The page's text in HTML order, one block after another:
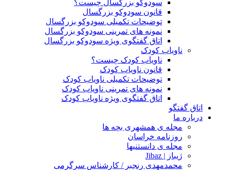
سودوکو بزرگسال چیست؟
قانون سودوکو بزرگسال
توضیحات تکمیلی سودوکو بزرگسال
نمونه های تمرینی سودوکو بزرگسال
اتاق گفتگوی ویژه سودوکو بزرگسال
ناویاب کودک
ناویاب کودک چیست؟
قانون ناویاب کودک
توضیحات تکمیلی ناویاب کودک
نمونه های تمرینی ناویاب کودک
اتاق گفتگوی ویژه ناویاب کودک
اتاق گفتگو
درباره ما
مجله ی همشهری بچه ها
روزنامه خراسان
مجله ی دانستنیها
ژیباز | Jibaz
محمدمهدی رنجبر / کارشناس سرگرمی